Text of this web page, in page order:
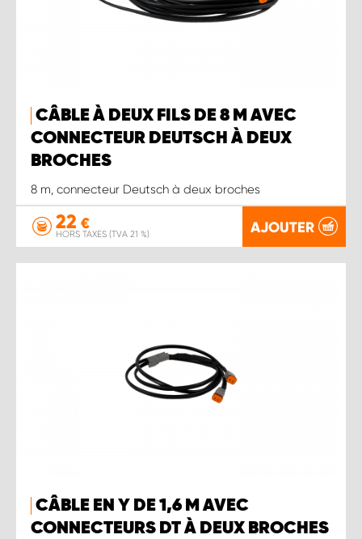
CÂBLE À DEUX FILS DE 8 M AVEC
CONNECTEUR DEUTSCH À DEUX
BROCHES
8 m, connecteur Deutsch à deux broches
22 €
HORS TAXES (TVA 21 %) AJOUTER
CÂBLE EN Y DE 1,6 M AVEC
CONNECTEURS DT À DEUX BROCHES